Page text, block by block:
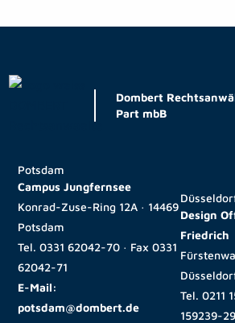
Dombert
Part mbB
Potsdam
Campus Jungfernsee
Konrad-Zuse-Ring 12A · 14469
Potsdam
Tel.0331 62042-70 · Fax0331
62042-71
E-Mail:
potsdam@dombert.de
Design
Friedrich
Tel. 0211
159239-29